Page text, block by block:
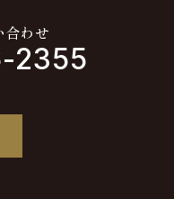
わせ
2355